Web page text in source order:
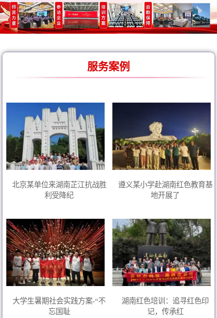
服务案例
北京某单位来湖南芷江抗战胜
利受降纪
遵义某小学赴湖南红色教育基
地开展了
大学生暑期社会实践方案-“不
忘国耻
湖南红色培训：追寻红色印
记，传承红